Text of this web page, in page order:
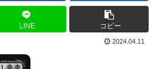
LINE コピー
2024.04.11